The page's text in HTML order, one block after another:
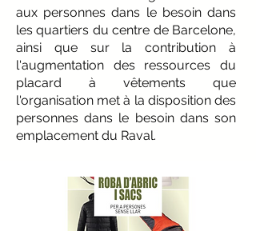
aux personnes dans le besoin dans
les quartiers du centre de Barcelone,
ainsi que sur la contribution à
l'augmentation des ressources du
placard à vêtements que
l'organisation met à la disposition des
personnes dans le besoin dans son
emplacement du Raval.